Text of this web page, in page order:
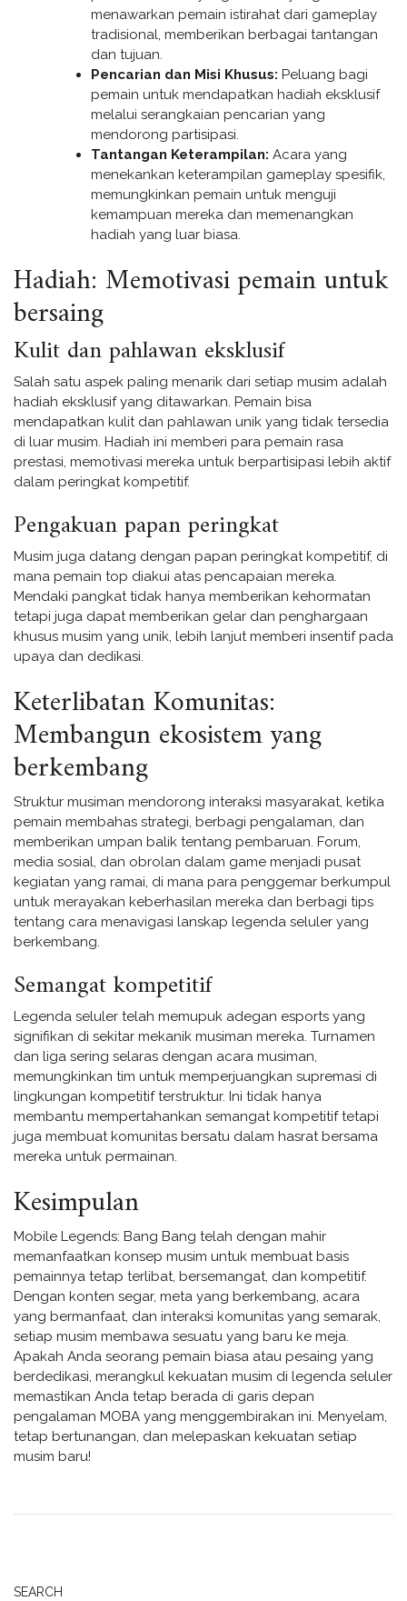
menawarkan pemain istirahat dari gameplay
tradisional, memberikan berbagai tantangan
dan tujuan.
Pencarian dan Misi Khusus: Peluang bagi
pemain untuk mendapatkan hadiah eksklusif
melalui serangkaian pencarian yang
mendorong partisipasi.
Tantangan Keterampilan: Acara yang
menekankan keterampilan gameplay spesifik,
memungkinkan pemain untuk menguji
kemampuan mereka dan memenangkan
hadiah yang luar biasa.
Hadiah: Memotivasi pemain untuk
bersaing
Kulit dan pahlawan eksklusif
Salah satu aspek paling menarik dari setiap musim adalah
hadiah eksklusif yang ditawarkan. Pemain bisa
mendapatkan kulit dan pahlawan unik yang tidak tersedia
di luar musim. Hadiah ini memberi para pemain rasa
prestasi, memotivasi mereka untuk berpartisipasi lebih aktif
dalam peringkat kompetitif.
Pengakuan papan peringkat
Musim juga datang dengan papan peringkat kompetitif, di
mana pemain top diakui atas pencapaian mereka.
Mendaki pangkat tidak hanya memberikan kehormatan
tetapi juga dapat memberikan gelar dan penghargaan
khusus musim yang unik, lebih lanjut memberi insentif pada
upaya dan dedikasi.
Keterlibatan Komunitas:
Membangun ekosistem yang
berkembang
Struktur musiman mendorong interaksi masyarakat, ketika
pemain membahas strategi, berbagi pengalaman, dan
memberikan umpan balik tentang pembaruan. Forum,
media sosial, dan obrolan dalam game menjadi pusat
kegiatan yang ramai, di mana para penggemar berkumpul
untuk merayakan keberhasilan mereka dan berbagi tips
tentang cara menavigasi lanskap legenda seluler yang
berkembang.
Semangat kompetitif
Legenda seluler telah memupuk adegan esports yang
signifikan di sekitar mekanik musiman mereka. Turnamen
dan liga sering selaras dengan acara musiman,
memungkinkan tim untuk memperjuangkan supremasi di
lingkungan kompetitif terstruktur. Ini tidak hanya
membantu mempertahankan semangat kompetitif tetapi
juga membuat komunitas bersatu dalam hasrat bersama
mereka untuk permainan.
Kesimpulan
Mobile Legends: Bang Bang telah dengan mahir
memanfaatkan konsep musim untuk membuat basis
pemainnya tetap terlibat, bersemangat, dan kompetitif.
Dengan konten segar, meta yang berkembang, acara
yang bermanfaat, dan interaksi komunitas yang semarak,
setiap musim membawa sesuatu yang baru ke meja.
Apakah Anda seorang pemain biasa atau pesaing yang
berdedikasi, merangkul kekuatan musim di legenda seluler
memastikan Anda tetap berada di garis depan
pengalaman MOBA yang menggembirakan ini. Menyelam,
tetap bertunangan, dan melepaskan kekuatan setiap
musim baru!
SEARCH